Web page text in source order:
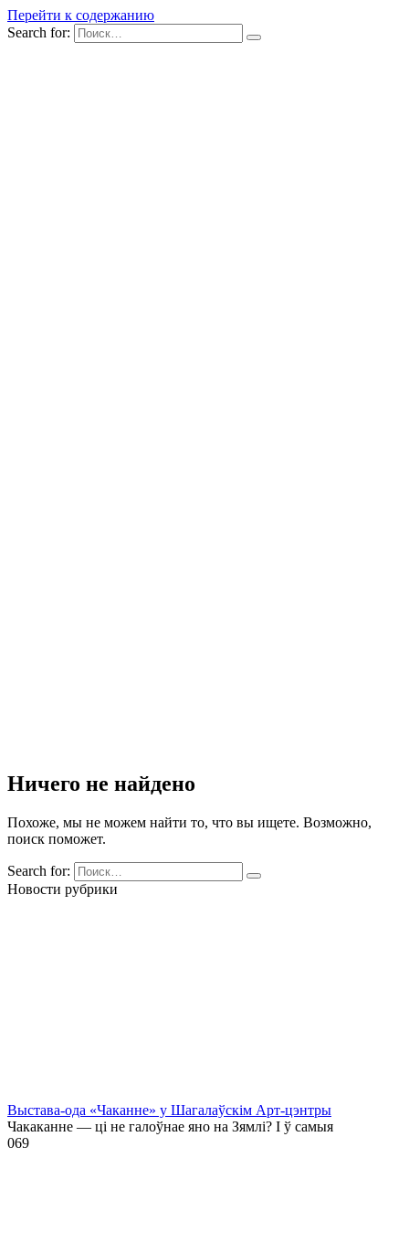
Перейти к содержанию
Search for:
Ничего не найдено
Похоже, мы не можем найти то, что вы ищете. Возможно,
поиск поможет.
Search for:
Новости рубрики
Выстава-ода «Чаканне» у Шагалаўскім Арт-цэнтры
Чакаканне — ці не галоўнае яно на Зямлі? І ў самыя
069